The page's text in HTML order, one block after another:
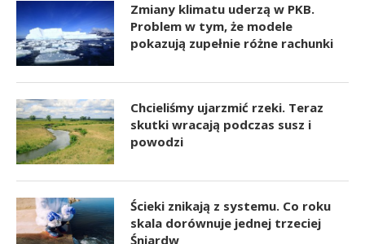
Zmiany klimatu uderzą w PKB.
Problem w tym, że modele
pokazują zupełnie różne rachunki
Chcieliśmy ujarzmić rzeki. Teraz
skutki wracają podczas susz i
powodzi
Ścieki znikają z systemu. Co roku
skala dorównuje jednej trzeciej
Śniardw